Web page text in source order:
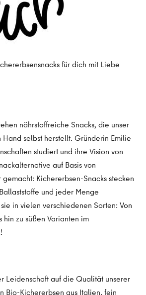
für dich mit Liebe
nährstoffreiche Snacks, die unser
Hand selbst herstellt. Gründerin Emilie
studiert und ihre Vision von
auf Basis von
gemacht: Kichererbsen-Snacks stecken
und jeder Menge
in vielen verschiedenen Sorten: Von
hin zu süßen Varianten im
Leidenschaft auf die Qualität unserer
Bio-Kichererbsen aus Italien, fein